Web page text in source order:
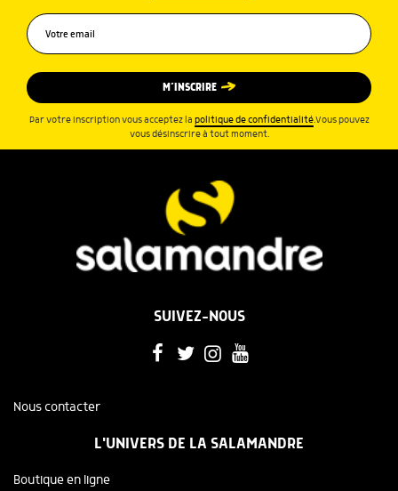
M’INSCRIRE
Par votre inscription vous acceptez la politique de confidentialité.Vous pouvez
vous désinscrire à tout moment.
SUIVEZ-NOUS
Nous contacter
L'UNIVERS DE LA SALAMANDRE
Boutique en ligne